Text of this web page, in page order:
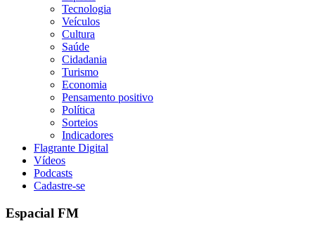
Tecnologia
Veículos
Cultura
Saúde
Cidadania
Turismo
Economia
Pensamento positivo
Política
Sorteios
Indicadores
Flagrante Digital
Vídeos
Podcasts
Cadastre-se
Espacial FM